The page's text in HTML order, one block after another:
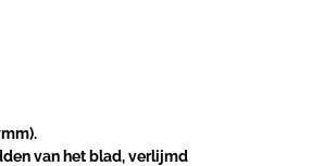
van het blad, verlijmd